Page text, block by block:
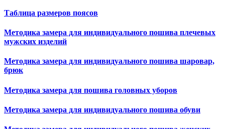
Таблица размеров поясов
Методика замера для индивидуального пошива плечевых
мужских изделий
Методика замера для индивидуального пошива шаровар,
брюк
Методика замера для пошива головных уборов
Методика замера для индивидуального пошива обуви